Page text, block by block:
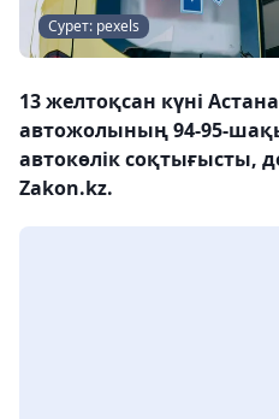
Сурет: pexels
13 желтоқсан күні
автожолының 94-95-
автокөлік соқтығысты,
Zakon.kz.